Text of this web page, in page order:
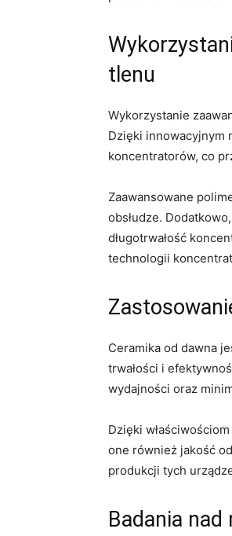
tlenu
Wykorzystanie
Dzięki⁤ innowacyjnym
koncentratorów, co
Zaawansowane
obsłudze.
długotrwałość
technologii
Ceramika od dawna
trwałości i
wydajności oraz
Dzięki
one również jakość
produkcji tych
Badania